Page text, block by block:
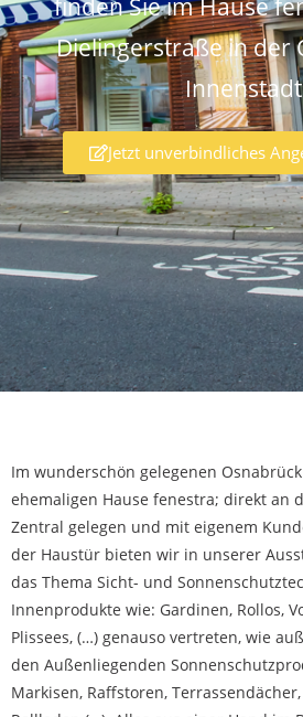
finden Sie im Hause
Dielingerstraße in der
Jetzt unverbindliches
Im wunderschön gelegenen
ehemaligen Hause fenestra; direkt an
Zentral gelegen und mit eigenem
der Haustür bieten wir in unserer
das Thema Sicht- und
Innenprodukte wie: Gardinen, Rollos,
Plissees, (…) genauso vertreten, wie
den Außenliegenden
Markisen, Raffstoren,